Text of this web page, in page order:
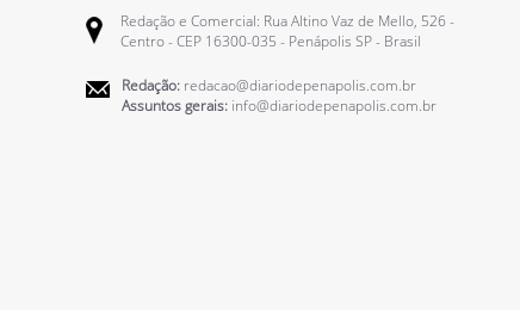
Redação e Comercial: Rua Altino Vaz de Mello, 526 -
Centro - CEP 16300-035 - Penápolis SP - Brasil
Redação: redacao@diariodepenapolis.com.br
Assuntos gerais: info@diariodepenapolis.com.br